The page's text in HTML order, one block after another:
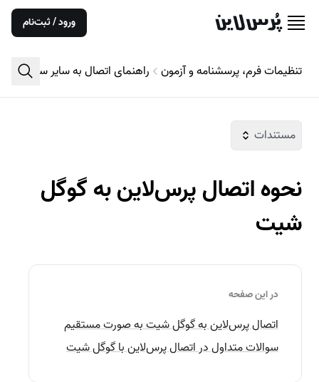
ورود / ثبت‌نام
تنظیمات فرم، پرسشنامه و آزمون راهنمای اتصال به سایر
مستندات
نحوه اتصال پرس‌لاین به گوگل
شیت
در این صفحه
اتصال پرس‌لاین به گوگل شیت به صورت مستقیم
سوالات متداول در اتصال پرس‌لاین با گوگل شیت